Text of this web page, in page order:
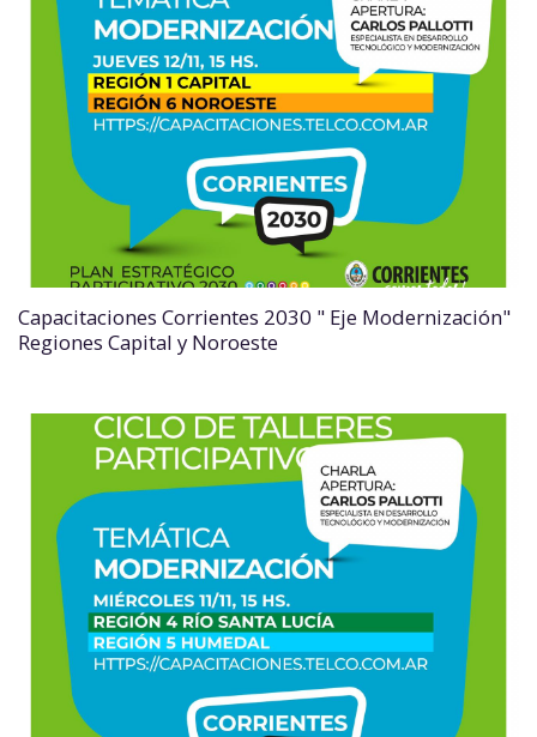
Capacitaciones Corrientes 2030 " Eje Modernización"
Regiones Capital y Noroeste